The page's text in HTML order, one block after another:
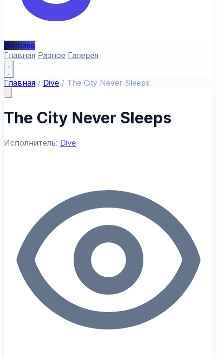
textbase
Главная Разное Галерея
Главная / Dive / The City Never Sleeps
The City Never Sleeps
Исполнитель: Dive